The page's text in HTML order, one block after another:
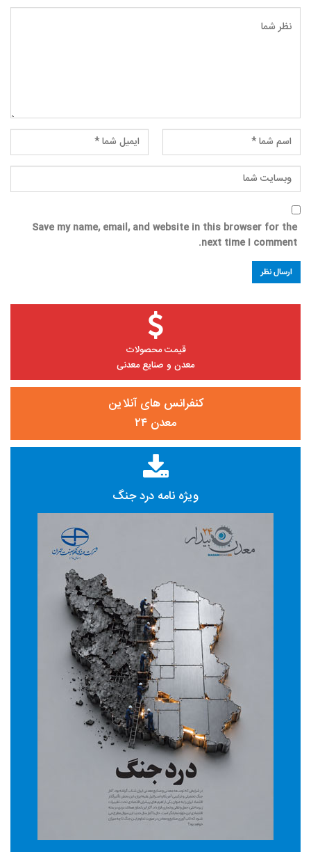
Save my name, email, and website in this browser for the
next time I comment.
قیمت محصولات
معدن و صنایع معدنی
کنفرانس های آنلاین
معدن ۲۴
ویژه نامه درد جنگ